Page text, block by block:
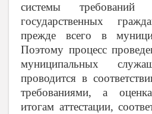
системы требований
государственных
прежде всего в
Поэтому процесс
муниципальных
проводится в
требованиями, а
итогам аттестации,